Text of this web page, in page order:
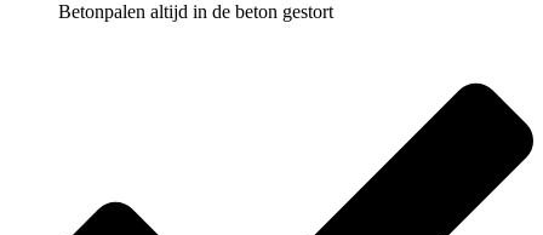
Betonpalen altijd in de beton gestort